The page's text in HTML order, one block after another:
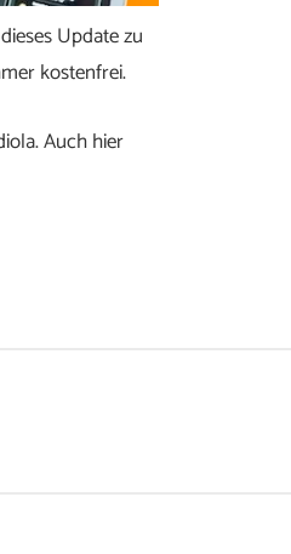
Update zu
kostenfrei.
Auch hier